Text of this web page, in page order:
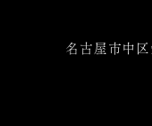
名古屋市中